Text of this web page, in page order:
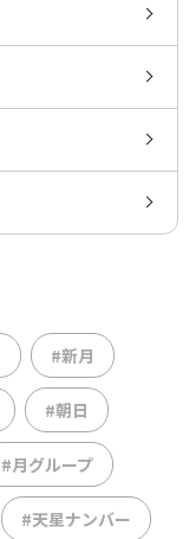
#新月
#朝日
#月グループ
#天星ナンバー